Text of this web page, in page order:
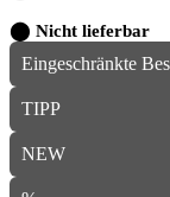
⬤ Nicht lieferbar
Eingeschränkte
TIPP
NEW